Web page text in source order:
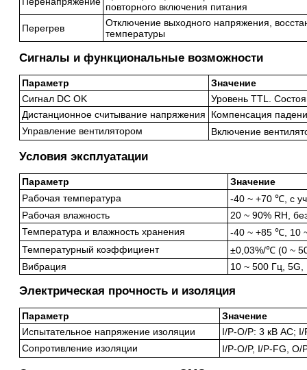
повторного включения питания
Перегрев
Отключение выходного напряжения,
температуры
Сигналы и функциональные возможности
Параметр
Значение
Сигнал DC OK
Уровень TTL.
Дистанционное считывание напряжения
Компенсация
Управление вентилятором
Включение
Условия эксплуатации
Параметр
Значение
Рабочая температура
-40 ~ +70 ℃, с
Рабочая влажность
20 ~ 90% RH,
Температура и влажность хранения
-40 ~ +85 ℃, 10
Температурный коэффициент
±0,03%/℃ (0 ~
Вибрация
10 ~ 500 Гц,
Электрическая прочность и изоляция
Параметр
Значение
Испытательное напряжение изоляции
I/P-O/P: 3 кВ AC;
Сопротивление изоляции
I/P-O/P, I/P-FG,